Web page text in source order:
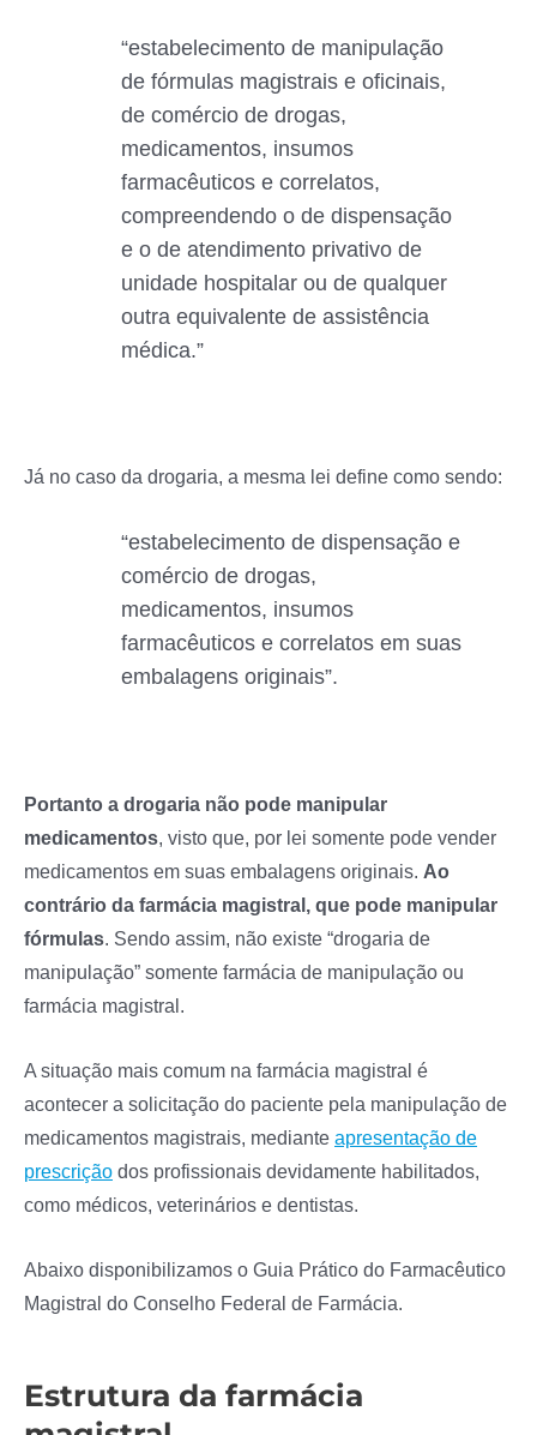
“estabelecimento de manipulação
de fórmulas magistrais e oficinais,
de comércio de drogas,
medicamentos, insumos
farmacêuticos e correlatos,
compreendendo o de dispensação
e o de atendimento privativo de
unidade hospitalar ou de qualquer
outra equivalente de assistência
médica.”
Já no caso da drogaria, a mesma lei define como sendo:
“estabelecimento de dispensação e
comércio de drogas,
medicamentos, insumos
farmacêuticos e correlatos em suas
embalagens originais”.
Portanto a drogaria não pode manipular
medicamentos, visto que, por lei somente pode vender
medicamentos em suas embalagens originais. Ao
contrário da farmácia magistral, que pode manipular
fórmulas. Sendo assim, não existe “drogaria de
manipulação” somente farmácia de manipulação ou
farmácia magistral.
A situação mais comum na farmácia magistral é
acontecer a solicitação do paciente pela manipulação de
medicamentos magistrais, mediante apresentação de
prescrição dos profissionais devidamente habilitados,
como médicos, veterinários e dentistas.
Abaixo disponibilizamos o Guia Prático do Farmacêutico
Magistral do Conselho Federal de Farmácia.
Estrutura da farmácia